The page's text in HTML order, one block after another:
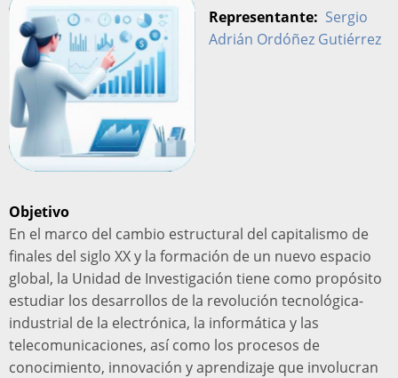
Representante
Sergio
Adrián Ordóñez Gutiérrez
Objetivo
En el marco del cambio estructural del capitalismo de
finales del siglo XX y la formación de un nuevo espacio
global, la Unidad de Investigación tiene como propósito
estudiar los desarrollos de la revolución tecnológica-
industrial de la electrónica, la informática y las
telecomunicaciones, así como los procesos de
conocimiento, innovación y aprendizaje que involucran